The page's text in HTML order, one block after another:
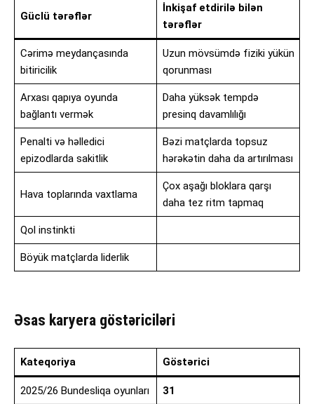
Güclü tərəflər
İnkişaf etdirilə bilən
tərəflər
Cərimə meydançasında
bitiricilik
Uzun mövsümdə fiziki yükün
qorunması
Arxası qapıya oyunda
bağlantı vermək
Daha yüksək tempdə
presinq davamlılığı
Penalti və həlledici
epizodlarda sakitlik
Bəzi matçlarda topsuz
hərəkətin daha da artırılması
Hava toplarında vaxtlama
Çox aşağı bloklara qarşı
daha tez ritm tapmaq
Qol instinkti
Böyük matçlarda liderlik
Əsas karyera göstəriciləri
Kateqoriya Göstərici
2025/26 Bundesliqa oyunları 31